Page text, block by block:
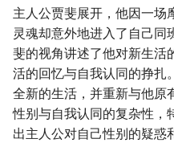
主人公贾斐展开，他因一场
灵魂却意外地进入了自己同
斐的视角讲述了他对新生活
活的回忆与自我认同的挣扎
全新的生活，并重新与他原
性别与自我认同的复杂性，
出主人公对自己性别的疑惑